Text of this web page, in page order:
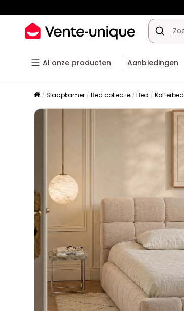
Al onze producten Aanbiedingen
Slaapkamer Bed collectie Bed Kofferbed